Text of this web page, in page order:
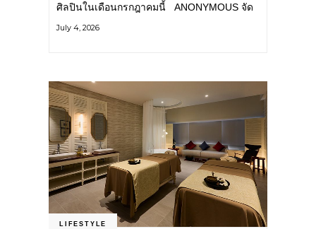
ศิลปินในเดือนกรกฎาคมนี้ ANONYMOUS จัด
กลุ่ม Anonymous โดยมี นิ่ม
July 4, 2026
LIFESTYLE